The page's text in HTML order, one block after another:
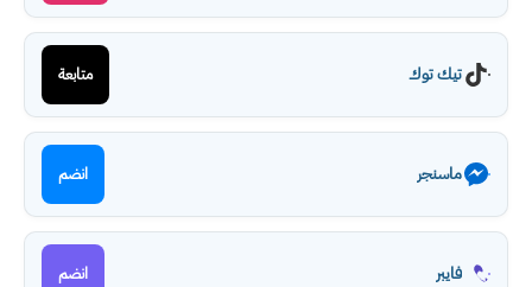
تيك توك متابعة
ماسنجر انضم
فايبر انضم